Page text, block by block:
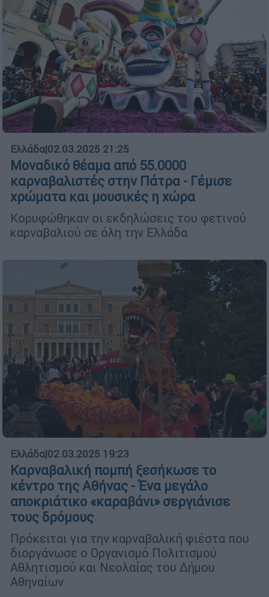
Ελλάδα|02.03.2025 21:25
Μοναδικό θέαμα από 55.0000
καρναβαλιστές στην Πάτρα - Γέμισε
χρώματα και μουσικές η χώρα
Κορυφώθηκαν οι εκδηλώσεις του φετινού
καρναβαλιού σε όλη την Ελλάδα
Ελλάδα|02.03.2025 19:23
Καρναβαλική πομπή ξεσήκωσε το
κέντρο της Αθήνας - Ένα μεγάλο
αποκριάτικο «καραβάνι» σεργιάνισε
τους δρόμους
Πρόκειται για την καρναβαλική φιέστα που
διοργάνωσε ο Οργανισμό Πολιτισμού
Αθλητισμού και Νεολαίας του Δήμου
Αθηναίων